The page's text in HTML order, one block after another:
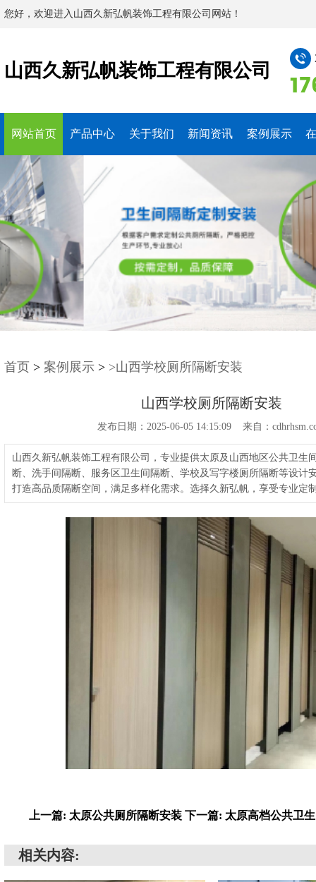
您好，欢迎进入山西久新弘帆装饰工程有限公司网站！
山西久新弘帆装饰工程有限公司
网站首页 产品中心 关于我们 新闻资讯 案例展示
首页 > 案例展示 > >山西学校厕所隔断安装
山西学校厕所隔断安装
发布日期：2025-06-05 14:15:09 来自：
山西久新弘帆装饰工程有限公司，专业提供太原及山西地区公共卫生
断、洗手间隔断、服务区卫生间隔断、学校及写字楼厕所隔断等设计
打造高品质隔断空间，满足多样化需求。选择久新弘帆，享受专业定
上一篇: 太原公共厕所隔断安装 下一篇: 太原高档公共卫
相关内容: